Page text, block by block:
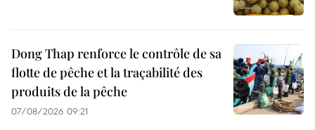
Dong Thap renforce le contrôle de sa
flotte de pêche et la traçabilité des
produits de la pêche
07/08/2026 09:21